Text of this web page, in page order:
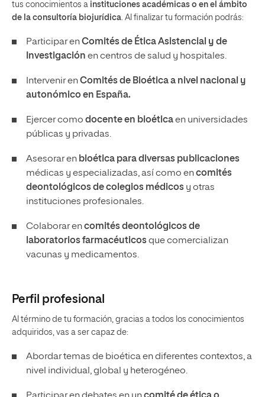
tus conocimientos a instituciones académicas o en el ámbito
de la consultoría biojurídica. Al finalizar tu formación podrás:
Participar enComités de Ética Asistencial y de
Investigación en centros de salud y hospitales.
Intervenir enComités de Bioética a nivel nacional y
autonómico en España.
Ejercer como docente en bioéticaen universidades
públicas y privadas.
Asesorar en bioética para diversas publicaciones
médicas y especializadas, así como encomités
deontológicos de colegios médicos y otras
instituciones profesionales.
Colaborar encomités deontológicos de
laboratorios farmacéuticosque comercializan
vacunas y medicamentos.
Perfil profesional
Al término de tu formación, gracias a todos los conocimientos
adquiridos, vas a ser capaz de:
Abordar temas de bioética en diferentes contextos, a
nivel individual, global y heterogéneo.